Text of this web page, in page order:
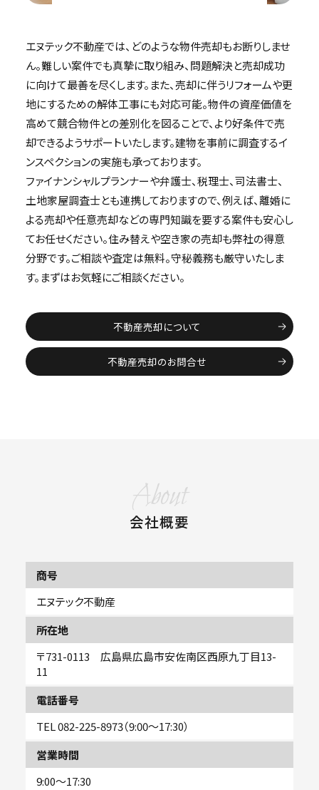
エヌテック不動産では、どのような物件売却もお断りしませ
ん。難しい案件でも真摯に取り組み、問題解決と売却成功
に向けて最善を尽くします。また、売却に伴うリフォームや更
地にするための解体工事にも対応可能。物件の資産価値を
高めて競合物件との差別化を図ることで、より好条件で売
却できるようサポートいたします。建物を事前に調査するイ
ンスペクションの実施も承っております。
ファイナンシャルプランナーや弁護士、税理士、司法書士、
土地家屋調査士とも連携しておりますので、例えば、離婚に
よる売却や任意売却などの専門知識を要する案件も安心し
てお任せください。住み替えや空き家の売却も弊社の得意
分野です。ご相談や査定は無料。守秘義務も厳守いたしま
す。まずはお気軽にご相談ください。
不動産売却について
不動産売却のお問合せ
About
会社概要
商号
エヌテック不動産
所在地
〒731-0113 広島県広島市安佐南区西原九丁目13-
11
電話番号
TEL082-225-8973（9:00〜17:30）
営業時間
9:00～17:30